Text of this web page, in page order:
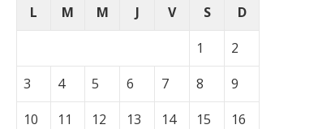
L
M M J V S
D
1
2
3
4 5 6 7 8
9
10
11 12 13 14 15
16